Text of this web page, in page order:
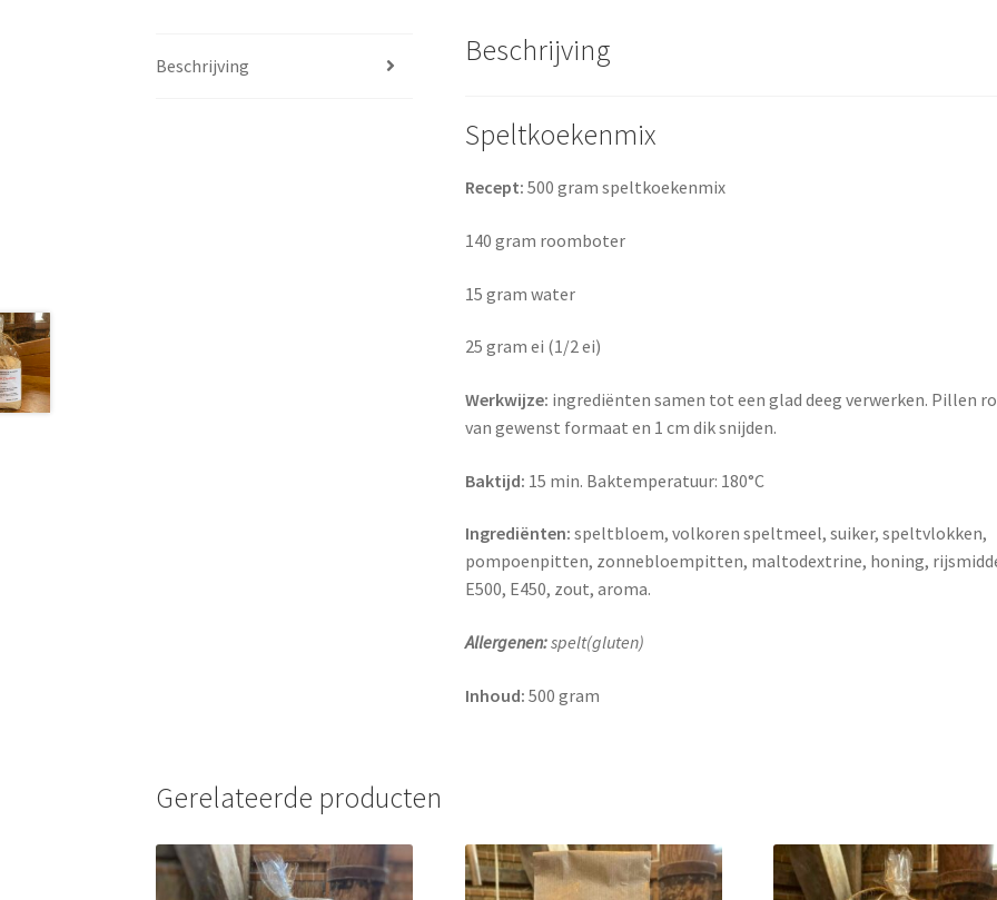
Beschrijving Beschrijving
Speltkoekenmix
Recept: 500 gram speltkoekenmix
140 gram roomboter
15 gram water
25 gram ei (1/2 ei)
Werkwijze: ingrediënten samen tot een glad deeg verwerken. Pillen
van gewenst formaat en 1 cm dik snijden.
Baktijd: 15 min. Baktemperatuur: 180°C
Ingrediënten: speltbloem, volkoren speltmeel, suiker, speltvlokken,
pompoenpitten, zonnebloempitten, maltodextrine, honing,
E500, E450, zout, aroma.
Allergenen:spelt(gluten)
Inhoud: 500 gram
Gerelateerde producten